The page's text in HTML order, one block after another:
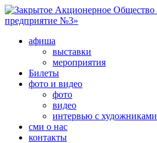
афиша
выставки
мероприятия
Билеты
фото и видео
фото
видео
интервью с художниками
сми о нас
контакты